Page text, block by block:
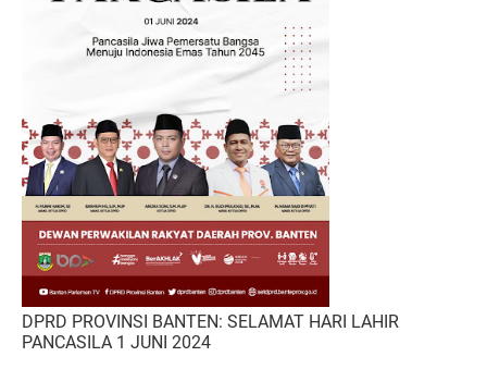
DPRD PROVINSI BANTEN: SELAMAT HARI LAHIR
PANCASILA 1 JUNI 2024